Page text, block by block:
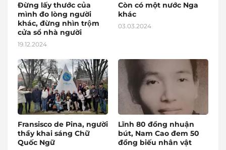
Đừng lấy thước của
mình đo lòng người
khác, đừng nhìn trộm
cửa sổ nhà người
19.12.2024
Còn có một nước Nga
khác
03.03.2024
Fransisco de Pina, người
thầy khai sáng Chữ
Quốc Ngữ
Lĩnh 80 đồng nhuận
bút, Nam Cao đem 50
đồng biếu nhân vật